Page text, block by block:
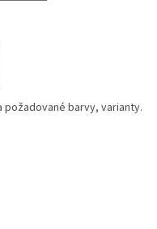
barvy, varianty.